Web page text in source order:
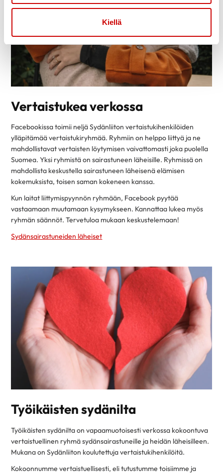
Kiellä
Vertaistukea verkossa
Facebookissa toimii neljä Sydänliiton vertaistukihenkilöiden
ylläpitämää vertaistukiryhmää. Ryhmiin on helppo liittyä ja ne
mahdollistavat vertaisten löytymisen vaivattomasti joka puolella
Suomea. Yksi ryhmistä on sairastuneen läheisille. Ryhmissä on
mahdollista keskustella sairastuneen läheisenä elämisen
kokemuksista, toisen saman kokeneen kanssa.
Kun laitat liittymispyynnön ryhmään, Facebook pyytää
vastaamaan muutamaan kysymykseen. Kannattaa lukea myös
ryhmän säännöt. Tervetuloa mukaan keskustelemaan!
Sydänsairastuneiden läheiset
Työikäisten sydänilta
Työikäisten sydänilta on vapaamuotoisesti verkossa kokoontuva
vertaistuellinen ryhmä sydänsairastuneille ja heidän läheisilleen.
Mukana on Sydänliiton koulutettuja vertaistukihenkilöitä.
Kokoonnumme vertaistuellisesti, eli tutustumme toisiimme ja